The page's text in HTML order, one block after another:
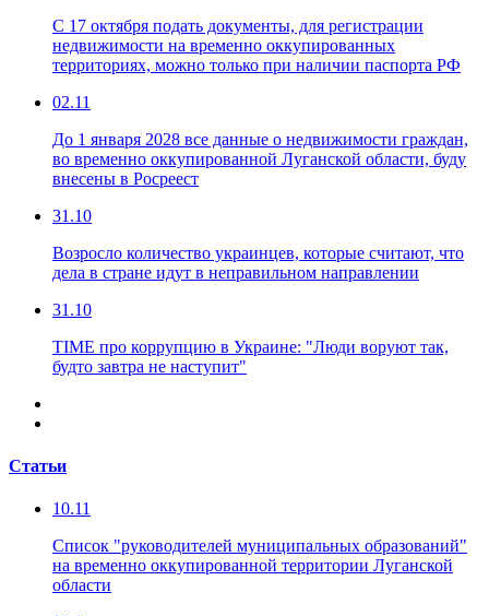
С 17 октября подать документы, для регистрации
недвижимости на временно оккупированных
территориях, можно только при наличии паспорта РФ
02.11
До 1 января 2028 все данные о недвижимости граждан,
во временно оккупированной Луганской области, буду
внесены в Росреест
31.10
Возросло количество украинцев, которые считают, что
дела в стране идут в неправильном направлении
31.10
TIME про коррупцию в Украине: "Люди воруют так,
будто завтра не наступит"
Статьи
10.11
Список "руководителей муниципальных образований"
на временно оккупированной территории Луганской
области